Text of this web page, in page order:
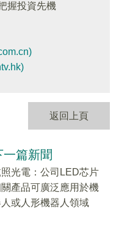
握投資先機
返回上頁
一篇新聞
光電：公司LED芯片
產品可廣泛應用於機
或人形機器人領域